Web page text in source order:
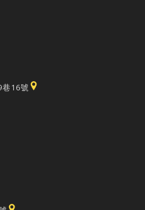
16號